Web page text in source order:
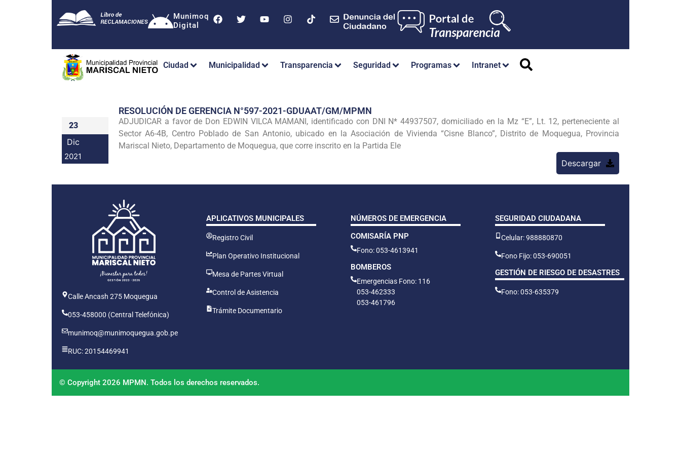
Munimoq
Digital
Ciudad Municipalidad Transparencia Seguridad Programas Intranet
23
Dic
2021
RESOLUCIÓN DE GERENCIA N°597-2021-GDUAAT/GM/MPMN
ADJUDICAR a favor de Don EDWIN VILCA MAMANI, identificado con DNI N* 44937507, domiciliado en la Mz “E”, Lt. 12, perteneciente al
Sector A6-4B, Centro Poblado de San Antonio, ubicado en la Asociación de Vivienda “Cisne Blanco”, Distrito de Moquegua, Provincia
Mariscal Nieto, Departamento de Moquegua, que corre inscrito en la Partida Ele
Descargar
Calle Ancash 275 Moquegua
053-458000 (Central Telefónica)
munimoq@munimoquegua.gob.pe
RUC: 20154469941
APLICATIVOS MUNICIPALES
Registro Civil
Plan Operativo Institucional
Mesa de Partes Virtual
Control de Asistencia
Trámite Documentario
NÚMEROS DE EMERGENCIA
COMISARÍA PNP
Fono: 053-4613941
BOMBEROS
Emergencias Fono: 116
053-462333
053-461796
SEGURIDAD CIUDADANA
Celular: 988880870
Fono Fijo: 053-690051
GESTIÓN DE RIESGO DE DESASTRES
Fono: 053-635379
© Copyright 2026 MPMN. Todos los derechos reservados.